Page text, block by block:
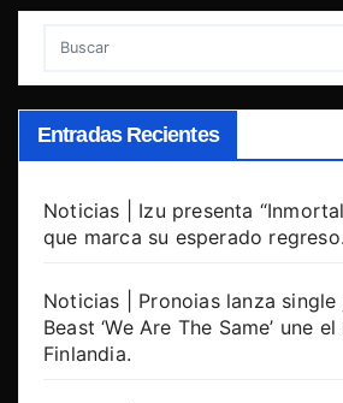
Entradas Recientes
Noticias | Izu presenta
que marca su esperado regreso.
Noticias | Pronoias lanza
Beast ‘We Are The Same’ une
Finlandia.